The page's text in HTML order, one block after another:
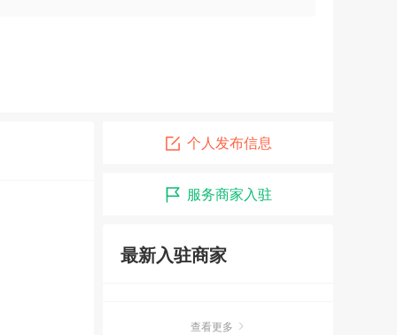
个人发布信息
服务商家入驻
最新入驻商家
查看更多